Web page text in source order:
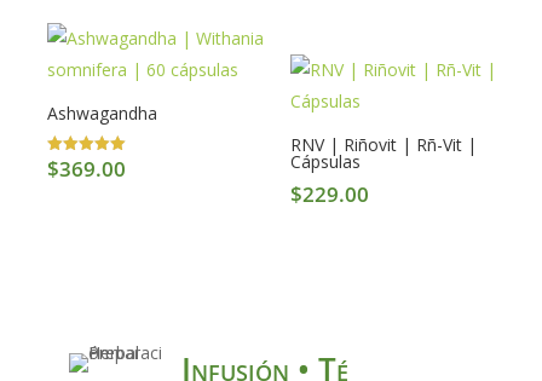
Ashwagandha
Valorado en
5.00
$369.00
RNV | Riñovit | Rñ-Vit |
Cápsulas
$229.00
Infusión • Té